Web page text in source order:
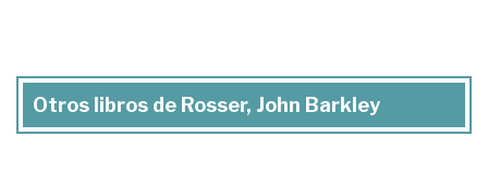
Otros libros de Rosser, John Barkley